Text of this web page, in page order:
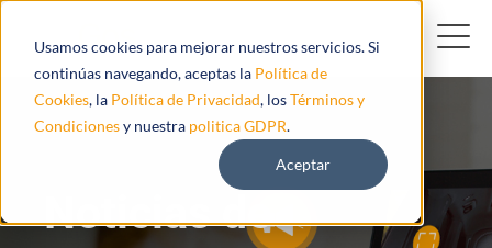
Usamos cookies para mejorar nuestros servicios. Si
continúas navegando, aceptas la Política de
Cookies, la Política de Privacidad, losTérminos y
Condicionesy nuestra politica GDPR.
Aceptar
Noticias de